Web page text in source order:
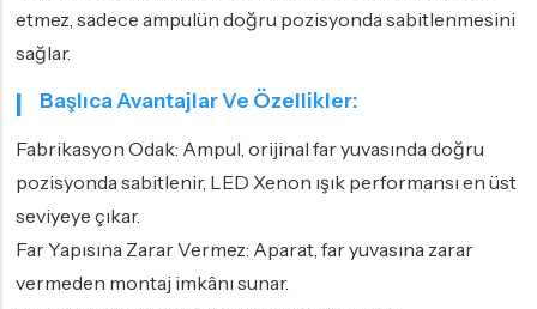
etmez, sadece ampulün doğru pozisyonda sabitlenmesini
sağlar.
Başlıca Avantajlar Ve Özellikler:
Fabrikasyon Odak: Ampul, orijinal far yuvasında doğru
pozisyonda sabitlenir, LED Xenon ışık performansı en üst
seviyeye çıkar.
Far Yapısına Zarar Vermez: Aparat, far yuvasına zarar
vermeden montaj imkânı sunar.